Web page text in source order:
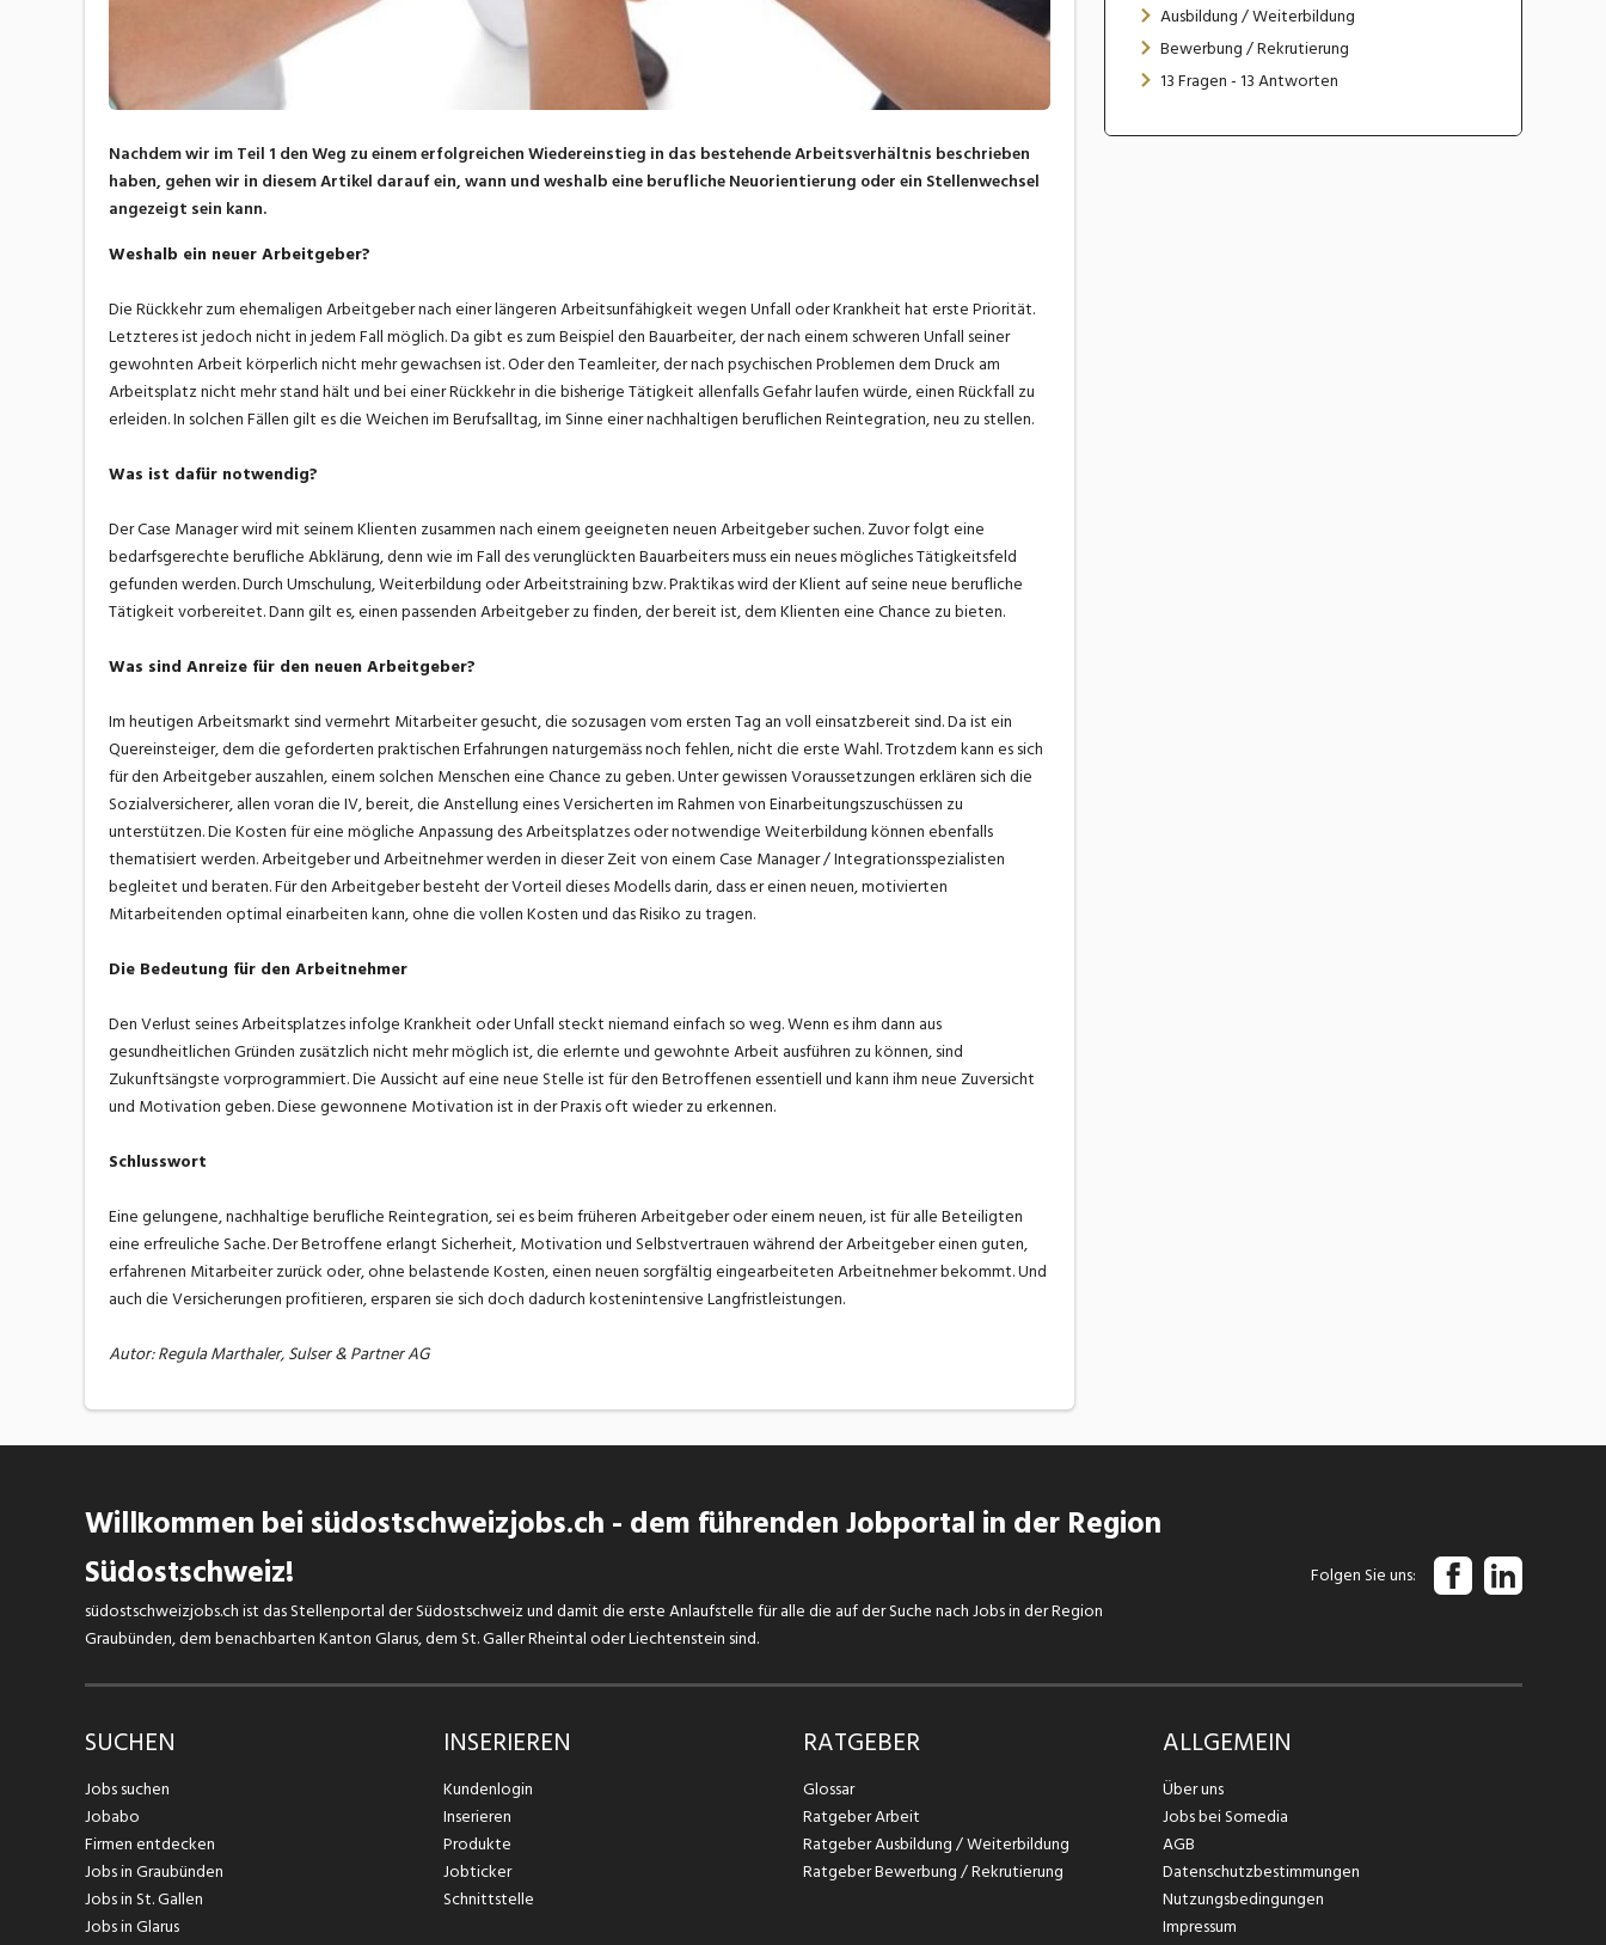
Nachdem wir im Teil 1 den Weg zu einem erfolgreichen Wiedereinstieg in das bestehende Arbeitsverhältnis beschrieben
haben, gehen wir in diesem Artikel darauf ein, wann und weshalb eine berufliche Neuorientierung oder ein Stellenwechsel
angezeigt sein kann.
Weshalb ein neuer Arbeitgeber?
Die Rückkehr zum ehemaligen Arbeitgeber nach einer längeren Arbeitsunfähigkeit wegen Unfall oder Krankheit hat erste Priorität.
Letzteres ist jedoch nicht in jedem Fall möglich. Da gibt es zum Beispiel den Bauarbeiter, der nach einem schweren Unfall seiner
gewohnten Arbeit körperlich nicht mehr gewachsen ist. Oder den Teamleiter, der nach psychischen Problemen dem Druck am
Arbeitsplatz nicht mehr stand hält und bei einer Rückkehr in die bisherige Tätigkeit allenfalls Gefahr laufen würde, einen Rückfall zu
erleiden. In solchen Fällen gilt es die Weichen im Berufsalltag, im Sinne einer nachhaltigen beruflichen Reintegration, neu zu stellen.
Was ist dafür notwendig?
Der Case Manager wird mit seinem Klienten zusammen nach einem geeigneten neuen Arbeitgeber suchen. Zuvor folgt eine
bedarfsgerechte berufliche Abklärung, denn wie im Fall des verunglückten Bauarbeiters muss ein neues mögliches Tätigkeitsfeld
gefunden werden. Durch Umschulung, Weiterbildung oder Arbeitstraining bzw. Praktikas wird der Klient auf seine neue berufliche
Tätigkeit vorbereitet. Dann gilt es, einen passenden Arbeitgeber zu finden, der bereit ist, dem Klienten eine Chance zu bieten.
Was sind Anreize für den neuen Arbeitgeber?
Im heutigen Arbeitsmarkt sind vermehrt Mitarbeiter gesucht, die sozusagen vom ersten Tag an voll einsatzbereit sind. Da ist ein
Quereinsteiger, dem die geforderten praktischen Erfahrungen naturgemäss noch fehlen, nicht die erste Wahl. Trotzdem kann es sich
für den Arbeitgeber auszahlen, einem solchen Menschen eine Chance zu geben. Unter gewissen Voraussetzungen erklären sich die
Sozialversicherer, allen voran die IV, bereit, die Anstellung eines Versicherten im Rahmen von Einarbeitungszuschüssen zu
unterstützen. Die Kosten für eine mögliche Anpassung des Arbeitsplatzes oder notwendige Weiterbildung können ebenfalls
thematisiert werden. Arbeitgeber und Arbeitnehmer werden in dieser Zeit von einem Case Manager / Integrationsspezialisten
begleitet und beraten. Für den Arbeitgeber besteht der Vorteil dieses Modells darin, dass er einen neuen, motivierten
Mitarbeitenden optimal einarbeiten kann, ohne die vollen Kosten und das Risiko zu tragen.
Die Bedeutung für den Arbeitnehmer
Den Verlust seines Arbeitsplatzes infolge Krankheit oder Unfall steckt niemand einfach so weg. Wenn es ihm dann aus
gesundheitlichen Gründen zusätzlich nicht mehr möglich ist, die erlernte und gewohnte Arbeit ausführen zu können, sind
Zukunftsängste vorprogrammiert. Die Aussicht auf eine neue Stelle ist für den Betroffenen essentiell und kann ihm neue Zuversicht
und Motivation geben. Diese gewonnene Motivation ist in der Praxis oft wieder zu erkennen.
Schlusswort
Eine gelungene, nachhaltige berufliche Reintegration, sei es beim früheren Arbeitgeber oder einem neuen, ist für alle Beteiligten
eine erfreuliche Sache. Der Betroffene erlangt Sicherheit, Motivation und Selbstvertrauen während der Arbeitgeber einen guten,
erfahrenen Mitarbeiter zurück oder, ohne belastende Kosten, einen neuen sorgfältig eingearbeiteten Arbeitnehmer bekommt. Und
auch die Versicherungen profitieren, ersparen sie sich doch dadurch kostenintensive Langfristleistungen.
Autor: Regula Marthaler, Sulser & Partner AG
Ausbildung / Weiterbildung
Bewerbung / Rekrutierung
13 Fragen - 13 Antworten
Willkommen bei südostschweizjobs.ch - dem führenden Jobportal in der Region
Südostschweiz!
südostschweizjobs.ch ist das Stellenportal der Südostschweiz und damit die erste Anlaufstelle für alle die auf der Suche nach Jobs in der Region
Graubünden, dem benachbarten Kanton Glarus, dem St. Galler Rheintal oder Liechtenstein sind.
Folgen Sie uns
SUCHEN
Jobs suchen
Jobabo
Firmen entdecken
Jobs in Graubünden
Jobs in St. Gallen
Jobs in Glarus
INSERIEREN
Kundenlogin
Inserieren
Produkte
Jobticker
Schnittstelle
RATGEBER
Glossar
Ratgeber Arbeit
Ratgeber Ausbildung / Weiterbildung
Ratgeber Bewerbung / Rekrutierung
ALLGEMEIN
Über uns
Jobs bei Somedia
AGB
Datenschutzbestimmungen
Nutzungsbedingungen
Impressum